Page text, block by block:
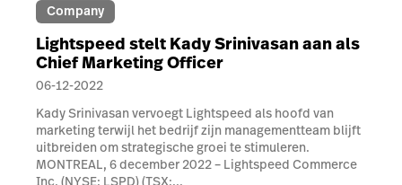
Company
Lightspeed stelt Kady Srinivasan aan als
Chief Marketing Officer
06-12-2022
Kady Srinivasan vervoegt Lightspeed als hoofd van
marketing terwijl het bedrijf zijn managementteam blijft
uitbreiden om strategische groei te stimuleren.
MONTREAL, 6 december 2022 – Lightspeed Commerce
Inc. (NYSE: LSPD) (TSX:...